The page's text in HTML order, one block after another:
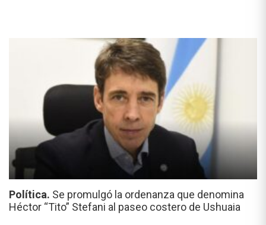
Política. Se promulgó la ordenanza que denomina
Héctor “Tito” Stefani al paseo costero de Ushuaia